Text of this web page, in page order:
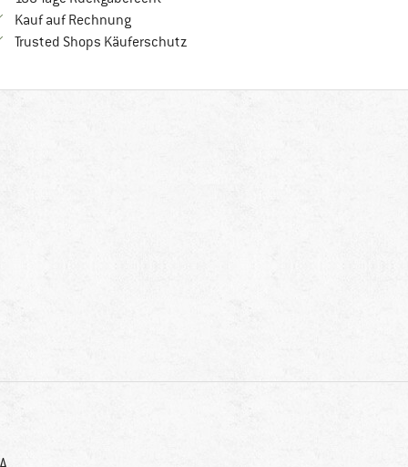
Kauf auf RechnungFinde die Zahlungs-Infos hier! Öffnet sich in
Trusted Shops KäuferschutzFinde alle Infos hier!